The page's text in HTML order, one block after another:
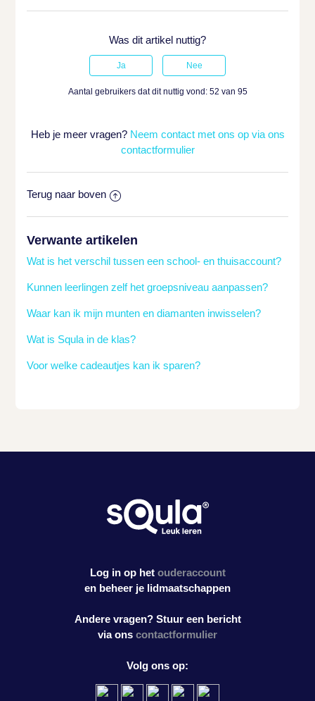
Was dit artikel nuttig?
Aantal gebruikers dat dit nuttig vond: 52 van 95
Heb je meer vragen? Neem contact met ons op via ons
contactformulier
Terug naar boven
Verwante artikelen
Wat is het verschil tussen een school- en thuisaccount?
Kunnen leerlingen zelf het groepsniveau aanpassen?
Waar kan ik mijn munten en diamanten inwisselen?
Wat is Squla in de klas?
Voor welke cadeautjes kan ik sparen?
Log in op het ouderaccount
en beheer je lidmaatschappen
Andere vragen? Stuur een bericht
via ons contactformulier
Volg ons op: